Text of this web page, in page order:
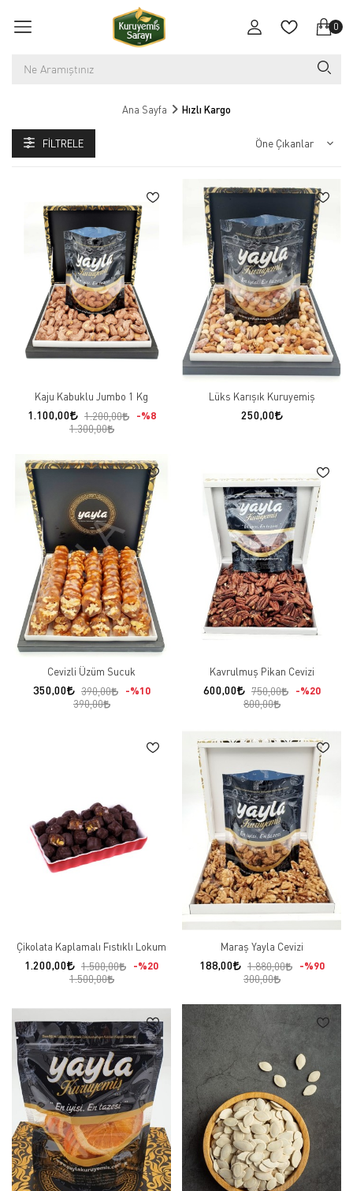
0
Ana Sayfa Hızlı Kargo
FILTRELE
Kaju Kabuklu Jumbo 1 Kg
1.100,00 1.200,00
%8
1.300,00
Lüks Karışık Kuruyemiş
250,00
Cevizli Üzüm Sucuk
350,00 390,00
%10
390,00
Kavrulmuş Pikan Cevizi
600,00 750,00
%20
800,00
Çikolata Kaplamalı Fıstıklı Lokum
1.200,00 1.500,00
%20
1.500,00
Maraş Yayla Cevizi
188,00 1.880,00
%90
300,00